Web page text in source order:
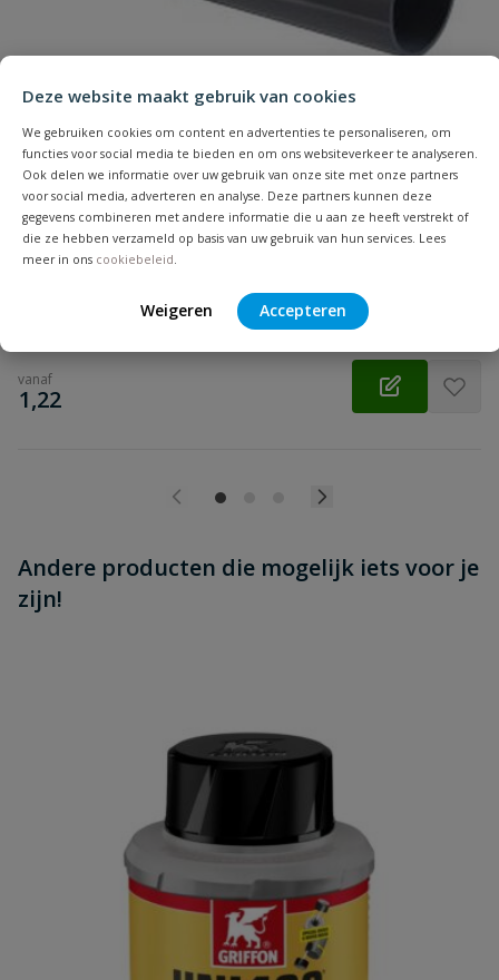
Deze website maakt gebruik van cookies
We gebruiken cookies om content en advertenties te personaliseren, om
functies voor social media te bieden en om ons websiteverkeer te analyseren.
Ook delen we informatie over uw gebruik van onze site met onze partners
voor social media, adverteren en analyse. Deze partners kunnen deze
gegevens combineren met andere informatie die u aan ze heeft verstrekt of
die ze hebben verzameld op basis van uw gebruik van hun services. Lees
meer in ons cookiebeleid
Weigeren Accepteren
Beoordeling versturen
PVC drukbuis lengte 1 meter
PVC drukbuis, losse lengtes van 1 meter, diameter 16 mm t/m
315 mm.
vanaf
€
1,22
Andere producten die mogelijk iets voor je
zijn!